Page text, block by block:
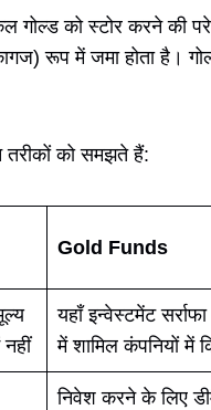
को स्टोर करने की
रूप में जमा होता है।
को समझते हैं:
Gold Funds
यहाँ इन्वेस्टमेंट
में शामिल कंपनियों में
निवेश करने के लिए